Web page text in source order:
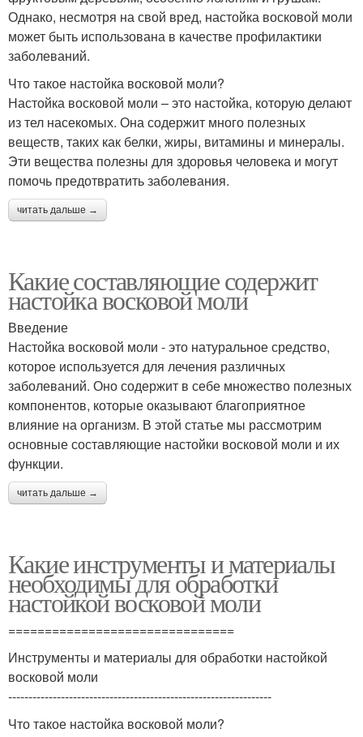
Однако, несмотря на свой вред, настойка восковой моли
может быть использована в качестве профилактики
заболеваний.
Что такое настойка восковой моли?
Настойка восковой моли – это настойка, которую делают
из тел насекомых. Она содержит много полезных
веществ, таких как белки, жиры, витамины и минералы.
Эти вещества полезны для здоровья человека и могут
помочь предотвратить заболевания.
читать дальше →
Какие составляющие содержит
настойка восковой моли
Введение
Настойка восковой моли - это натуральное средство,
которое используется для лечения различных
заболеваний. Оно содержит в себе множество полезных
компонентов, которые оказывают благоприятное
влияние на организм. В этой статье мы рассмотрим
основные составляющие настойки восковой моли и их
функции.
читать дальше →
Какие инструменты и материалы
необходимы для обработки
настойкой восковой моли
===============================
Инструменты и материалы для обработки настойкой
восковой моли
-----------------------------------------------------------------
Что такое настойка восковой моли?